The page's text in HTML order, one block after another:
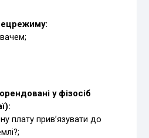
у фізосіб
плату прив’язувати до